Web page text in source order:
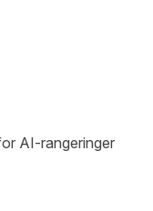
AI-rangeringer